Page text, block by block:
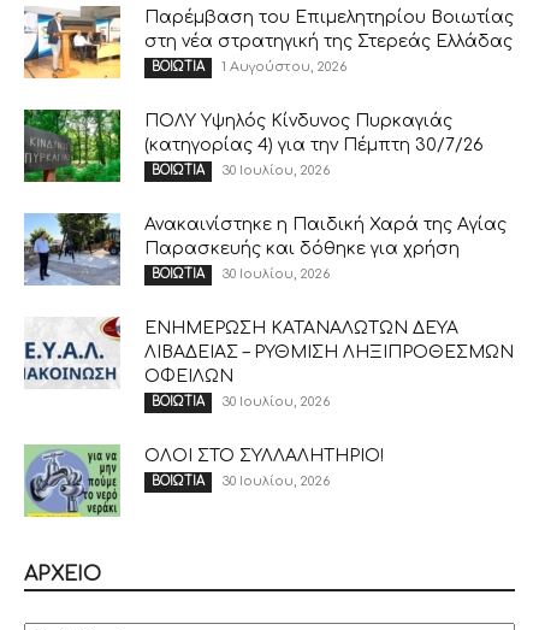
Παρέμβαση του Επιμελητηρίου Βοιωτίας
στη νέα στρατηγική της Στερεάς Ελλάδας
ΒΟΙΩΤΙΑ 1 Αυγούστου, 2026
ΠΟΛΥ Υψηλός Κίνδυνος Πυρκαγιάς
(κατηγορίας 4) για την Πέμπτη 30/7/26
ΒΟΙΩΤΙΑ 30 Ιουλίου, 2026
Ανακαινίστηκε η Παιδική Χαρά της Αγίας
Παρασκευής και δόθηκε για χρήση
ΒΟΙΩΤΙΑ 30 Ιουλίου, 2026
ΕΝΗΜΕΡΩΣΗ ΚΑΤΑΝΑΛΩΤΩΝ ΔΕΥΑ
ΛΙΒΑΔΕΙΑΣ – ΡΥΘΜΙΣΗ ΛΗΞΙΠΡΟΘΕΣΜΩΝ
ΟΦΕΙΛΩΝ
ΒΟΙΩΤΙΑ 30 Ιουλίου, 2026
ΟΛΟΙ ΣΤΟ ΣΥΛΛΑΛΗΤΗΡΙΟ!
ΒΟΙΩΤΙΑ 30 Ιουλίου, 2026
ΑΡΧΕΙΟ